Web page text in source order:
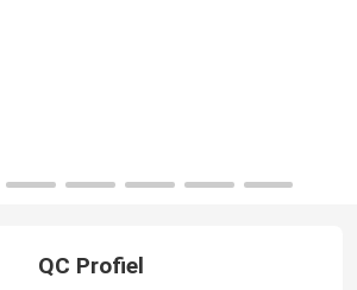
QC Profiel